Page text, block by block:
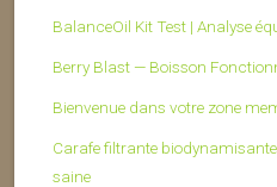
BalanceOil Kit Test | Analyse
Berry Blast — Boisson
Bienvenue dans votre zone
Carafe filtrante
saine